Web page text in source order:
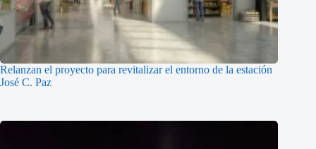
Relanzan el proyecto para revitalizar el entorno de la estación
José C. Paz